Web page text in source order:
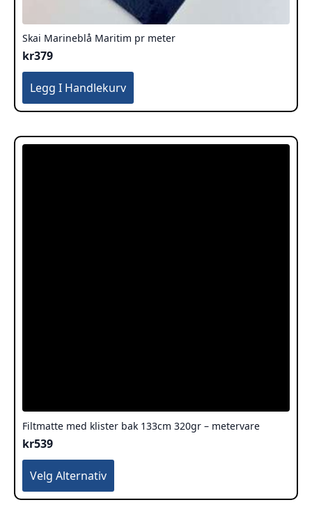
Skai Marineblå Maritim pr meter
kr379
Legg I Handlekurv
Filtmatte med klister bak 133cm 320gr – metervare
kr539
Velg Alternativ
produktet
har